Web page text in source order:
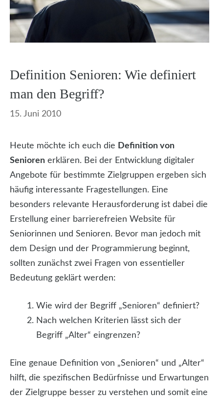
Definition Senioren: Wie definiert
man den Begriff?
15. Juni 2010
Heute möchte ich euch die Definition von
Senioren erklären. Bei der Entwicklung digitaler
Angebote für bestimmte Zielgruppen ergeben sich
häufig interessante Fragestellungen. Eine
besonders relevante Herausforderung ist dabei die
Erstellung einer barrierefreien Website für
Seniorinnen und Senioren. Bevor man jedoch mit
dem Design und der Programmierung beginnt,
sollten zunächst zwei Fragen von essentieller
Bedeutung geklärt werden:
Wie wird der Begriff „Senioren“ definiert?
Nach welchen Kriterien lässt sich der
Begriff „Alter“ eingrenzen?
Eine genaue Definition von „Senioren“ und „Alter“
hilft, die spezifischen Bedürfnisse und Erwartungen
der Zielgruppe besser zu verstehen und somit eine